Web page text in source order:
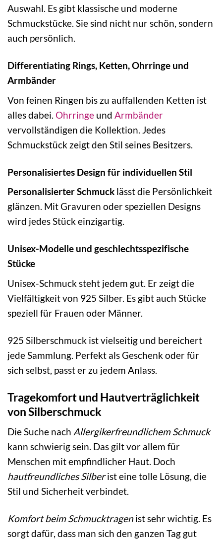
Auswahl. Es gibt klassische und moderne
Schmuckstücke. Sie sind nicht nur schön, sondern
auch persönlich.
Differentiating Rings, Ketten, Ohrringe und
Armbänder
Von feinen Ringen bis zu auffallenden Ketten ist
alles dabei. Ohrringe und Armbänder
vervollständigen die Kollektion. Jedes
Schmuckstück zeigt den Stil seines Besitzers.
Personalisiertes Design für individuellen Stil
Personalisierter Schmuck lässt die Persönlichkeit
glänzen. Mit Gravuren oder speziellen Designs
wird jedes Stück einzigartig.
Unisex-Modelle und geschlechtsspezifische
Stücke
Unisex-Schmuck steht jedem gut. Er zeigt die
Vielfältigkeit von 925 Silber. Es gibt auch Stücke
speziell für Frauen oder Männer.
925 Silberschmuck ist vielseitig und bereichert
jede Sammlung. Perfekt als Geschenk oder für
sich selbst, passt er zu jedem Anlass.
Tragekomfort und Hautverträglichkeit
von Silberschmuck
Die Suche nach Allergikerfreundlichem Schmuck
kann schwierig sein. Das gilt vor allem für
Menschen mit empfindlicher Haut. Doch
hautfreundliches Silberist eine tolle Lösung, die
Stil und Sicherheit verbindet.
Komfort beim Schmucktragenist sehr wichtig. Es
sorgt dafür, dass man sich den ganzen Tag gut